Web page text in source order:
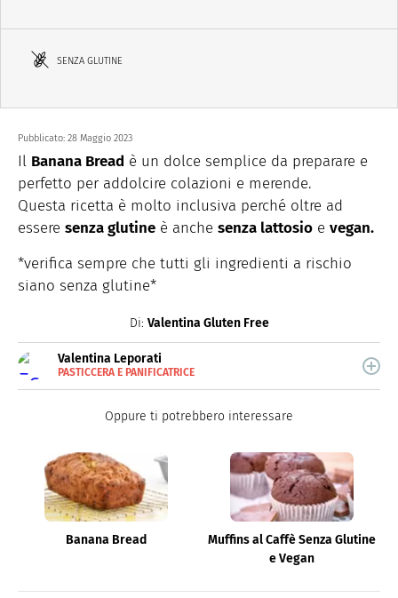
SENZA GLUTINE
Pubblicato: 28 Maggio 2023
Il Banana Bread è un dolce semplice da preparare e
perfetto per addolcire colazioni e merende.
Questa ricetta è molto inclusiva perché oltre ad
essere senza glutine è anche senza lattosio e vegan.
*verifica sempre che tutti gli ingredienti a rischio
siano senza glutine*
Di: Valentina Gluten Free
Valentina Leporati
PASTICCERA E PANIFICATRICE
FACEBOOK
Valentina Leporati, celiaca dalla nascita, trasforma la
lavorativa. Nel 2017 apre "Valentina Gluten Free",
occupa di produzione in negozio ma anche di
informazione online sulla celiachia e creazione di
ricette.
Oppure ti potrebbero interessare
Banana Bread
Muffins al Caffè Senza Glutine
e Vegan